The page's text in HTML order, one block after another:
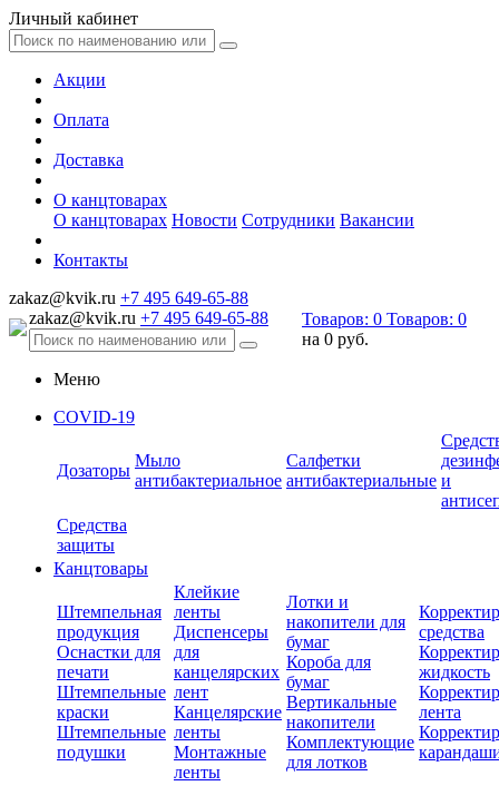
Личный кабинет
Акции
Оплата
Доставка
О канцтоварах
О канцтоварах Новости Сотрудники Вакансии
Контакты
zakaz@kvik.ru +7 495 649-65-88
zakaz@kvik.ru +7 495 649-65-88 Товаров: 0 Товаров: 0
на 0 руб.
Меню
COVID-19
Дозаторы
Мыло
антибактериальное
Салфетки
антибактериальные и
Средства
защиты
Канцтовары
Штемпельная
продукция
Оснастки для
печати
Штемпельные
краски
Штемпельные
подушки
Клейкие
ленты
Диспенсеры
для
канцелярских
лент
Канцелярские
ленты
Монтажные
ленты
Лотки и
накопители для
бумаг
Короба для
бумаг
Вертикальные
накопители
Комплектующие
для лотков
средства
жидкость
лента